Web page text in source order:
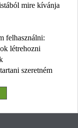
mire kívánja
felhasználni:
létrehozni
szeretném